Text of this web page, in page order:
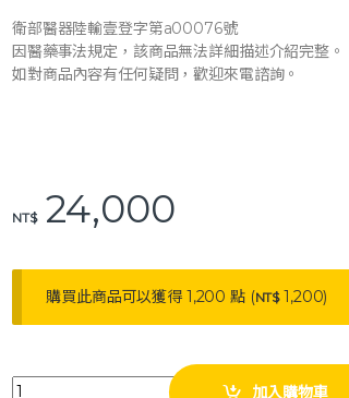
c
e
b
k
e p
y
Li
衛部醫器陸輸壹登字第a00076號
因醫藥事法規定，該商品無法詳細描述介紹完整。
如對商品內容有任何疑問，歡迎來電諮詢。
NT$24,000
購買此商品可以獲得 1,200 點 (NT$1,200)
耀宏 YH317 電動昇降護理病床 (3馬達) 電動床
加入購物車